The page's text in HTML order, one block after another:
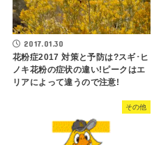
2017.01.30
花粉症2017 対策と予防は?スギ･ヒ
ノキ花粉の症状の違い!ピークはエ
リアによって違うので注意!
その他